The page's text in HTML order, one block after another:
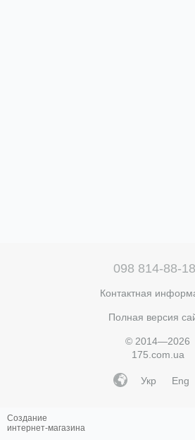
098 814-88-18
Контактная
Полная версия
© 2014—2026
175.com.ua
Укр Eng
Создание
интернет-магазина